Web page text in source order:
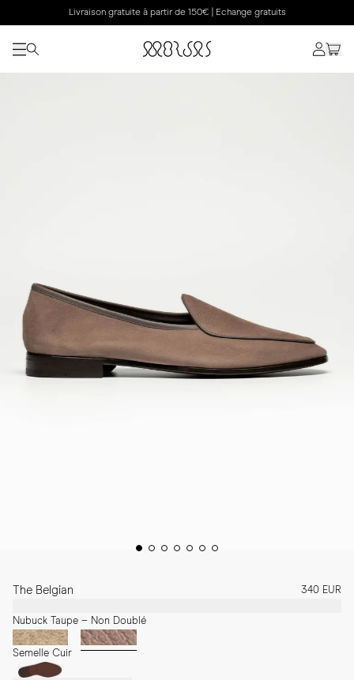
Livraison gratuite à partir de 150€ | Echange gratuits
The Belgian 340 EUR
Nubuck Taupe – Non Doublé
Semelle Cuir